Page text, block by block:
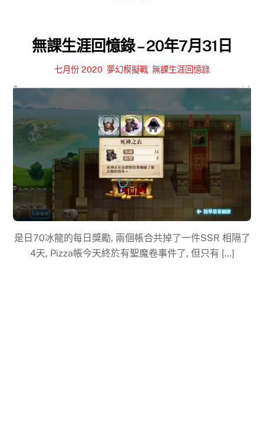
無課生涯回憶錄 – 20年7月31日
七月份 2020 夢幻模擬戰 無課生涯回憶錄
是日70冰龍的每日獎勵, 兩個帳合共掉了一件SSR 相隔了
4天, Pizza帳今天終於有聖魔卷事件了, 但只有 […]